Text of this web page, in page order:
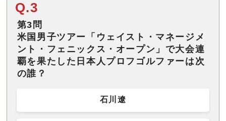
Q.3
第3問
米国男子ツアー「ウェイスト・マネージメ
ント・フェニックス・オープン」で大会連
覇を果たした日本人プロフゴルファーは次
の誰？
石川遼